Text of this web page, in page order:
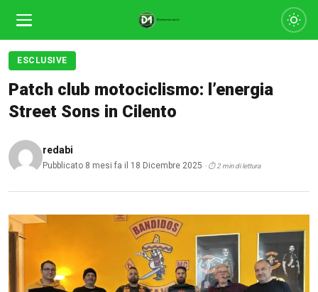
ESCLUSIVE
Patch club motociclismo: l’energia
Street Sons in Cilento
redabi
Pubblicato 8 mesi fa il 18 Dicembre 2025 · ⏱ 2 min di lettura